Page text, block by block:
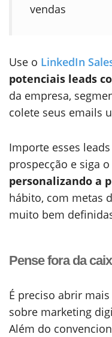
vendas
Use o LinkedIn
potenciais leads
da empresa,
colete seus emails
Importe esses
prospecção e siga
personalizando a
hábito, com metas
muito bem
Pense fora da
É preciso abrir
sobre marketing
Além do